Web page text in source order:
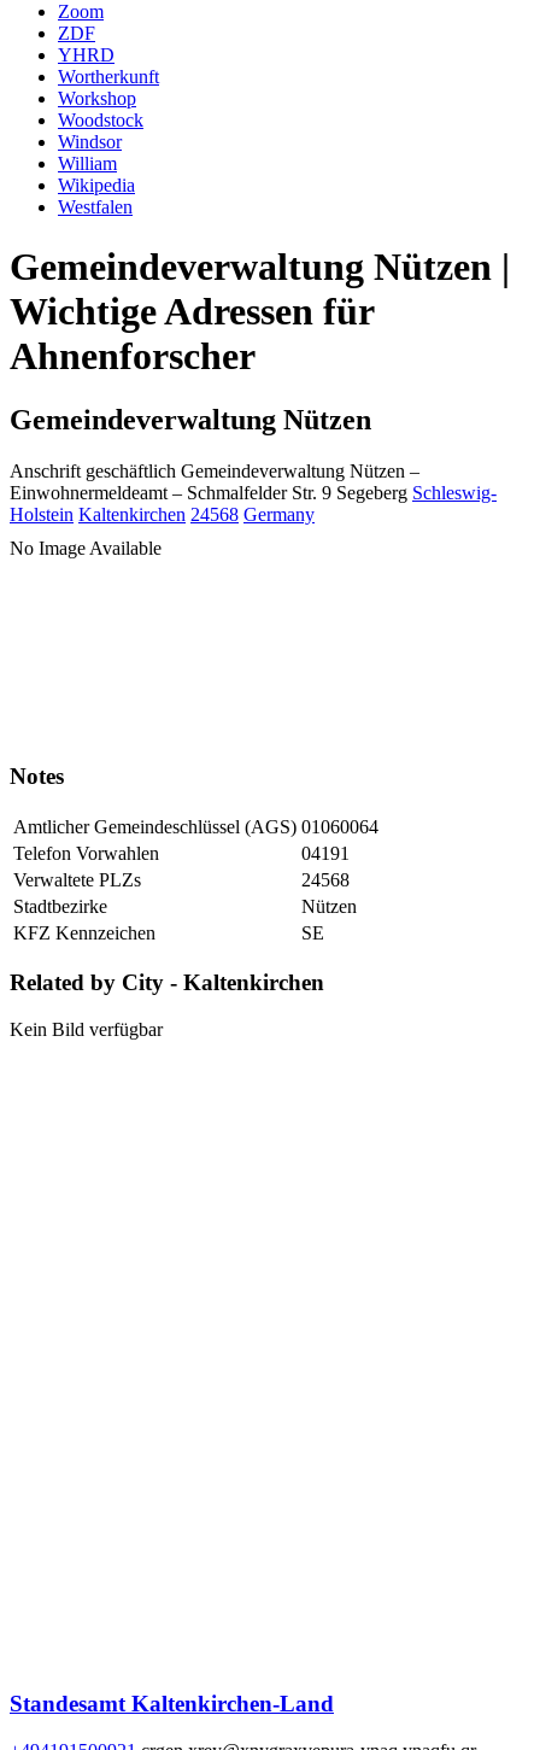
Zoom
ZDF
YHRD
Wortherkunft
Workshop
Woodstock
Windsor
William
Wikipedia
Westfalen
Gemeindeverwaltung Nützen |
Wichtige Adressen für
Ahnenforscher
Gemeindeverwaltung Nützen
Anschrift geschäftlich Gemeindeverwaltung Nützen –
Einwohnermeldeamt – Schmalfelder Str. 9 Segeberg Schleswig-
Holstein Kaltenkirchen 24568 Germany
No Image Available
Notes
Amtlicher Gemeindeschlüssel (AGS) 01060064
Telefon Vorwahlen
04191
Verwaltete PLZs
24568
Stadtbezirke
Nützen
KFZ Kennzeichen
SE
Related by City - Kaltenkirchen
Kein Bild verfügbar
Standesamt Kaltenkirchen-Land